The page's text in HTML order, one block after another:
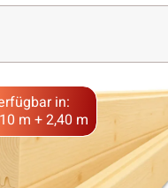
in:
m + 2,40 m